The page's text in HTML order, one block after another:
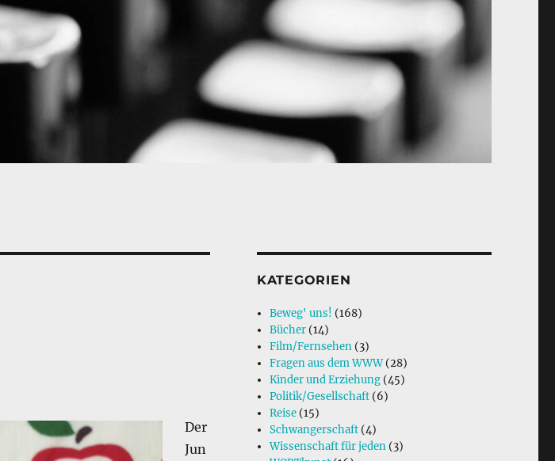
Der
Jun
KATEGORIEN
Beweg' uns! (168)
Bücher (14)
Film/Fernsehen (3)
Fragen aus dem WWW(28)
Kinder und Erziehung (45)
Politik/Gesellschaft (6)
Reise (15)
Schwangerschaft (4)
Wissenschaft für jeden (3)